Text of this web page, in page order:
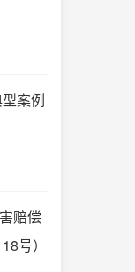
案例
赔偿
号）